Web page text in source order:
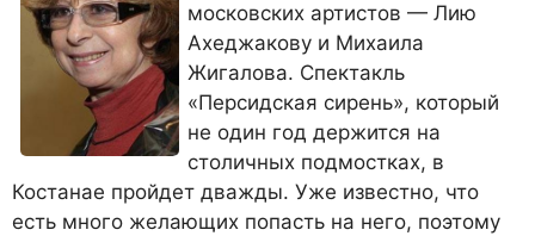
московских артистов — Лию
Ахеджакову и Михаила
Жигалова. Спектакль
«Персидская сирень», который
не один год держится на
столичных подмостках, в
Костанае пройдет дважды. Уже известно, что
есть много желающих попасть на него, поэтому